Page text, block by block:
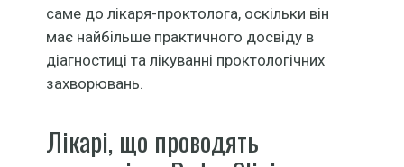
саме до лікаря-проктолога, оскільки він
має найбільше практичного досвіду в
діагностиці та лікуванні проктологічних
захворювань.
Лікарі, що проводять